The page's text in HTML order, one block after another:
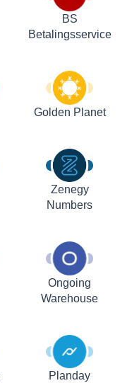
BS
Betalingsservice
Golden Planet
Zenegy
Numbers
Ongoing
Warehouse
Planday